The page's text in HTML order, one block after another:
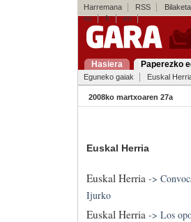
Harremana RSS
es
fr en
Hasiera Paperezko
Eguneko gaiak Euskal
2008ko martxoaren 27a
Euskal Herria
Euskal Herria->
Ijurko
Euskal Herria -> Los